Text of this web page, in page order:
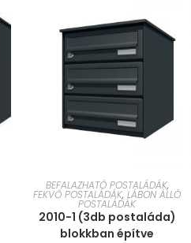
KOSÁRBA TESZEM
BEFALAZHATÓ POSTALÁDÁK,
FEKVŐ POSTALÁDÁK,LÁBON ÁLLÓ
POSTALÁDÁK
2010-1 (3db postaláda)
blokkban építve